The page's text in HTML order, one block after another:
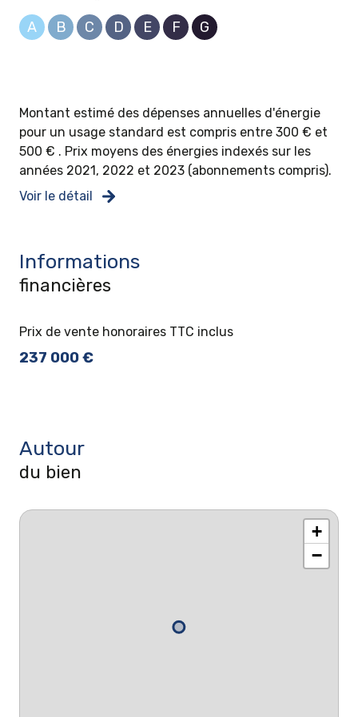
A B C D E F G
Montant estimé des dépenses annuelles d'énergie
pour un usage standard est compris entre 300 € et
500 € . Prix moyens des énergies indexés sur les
années 2021, 2022 et 2023 (abonnements compris).
Voir le détail
Informations
financières
Prix de vente honoraires TTC inclus
237 000 €
Autour
du bien
+
−